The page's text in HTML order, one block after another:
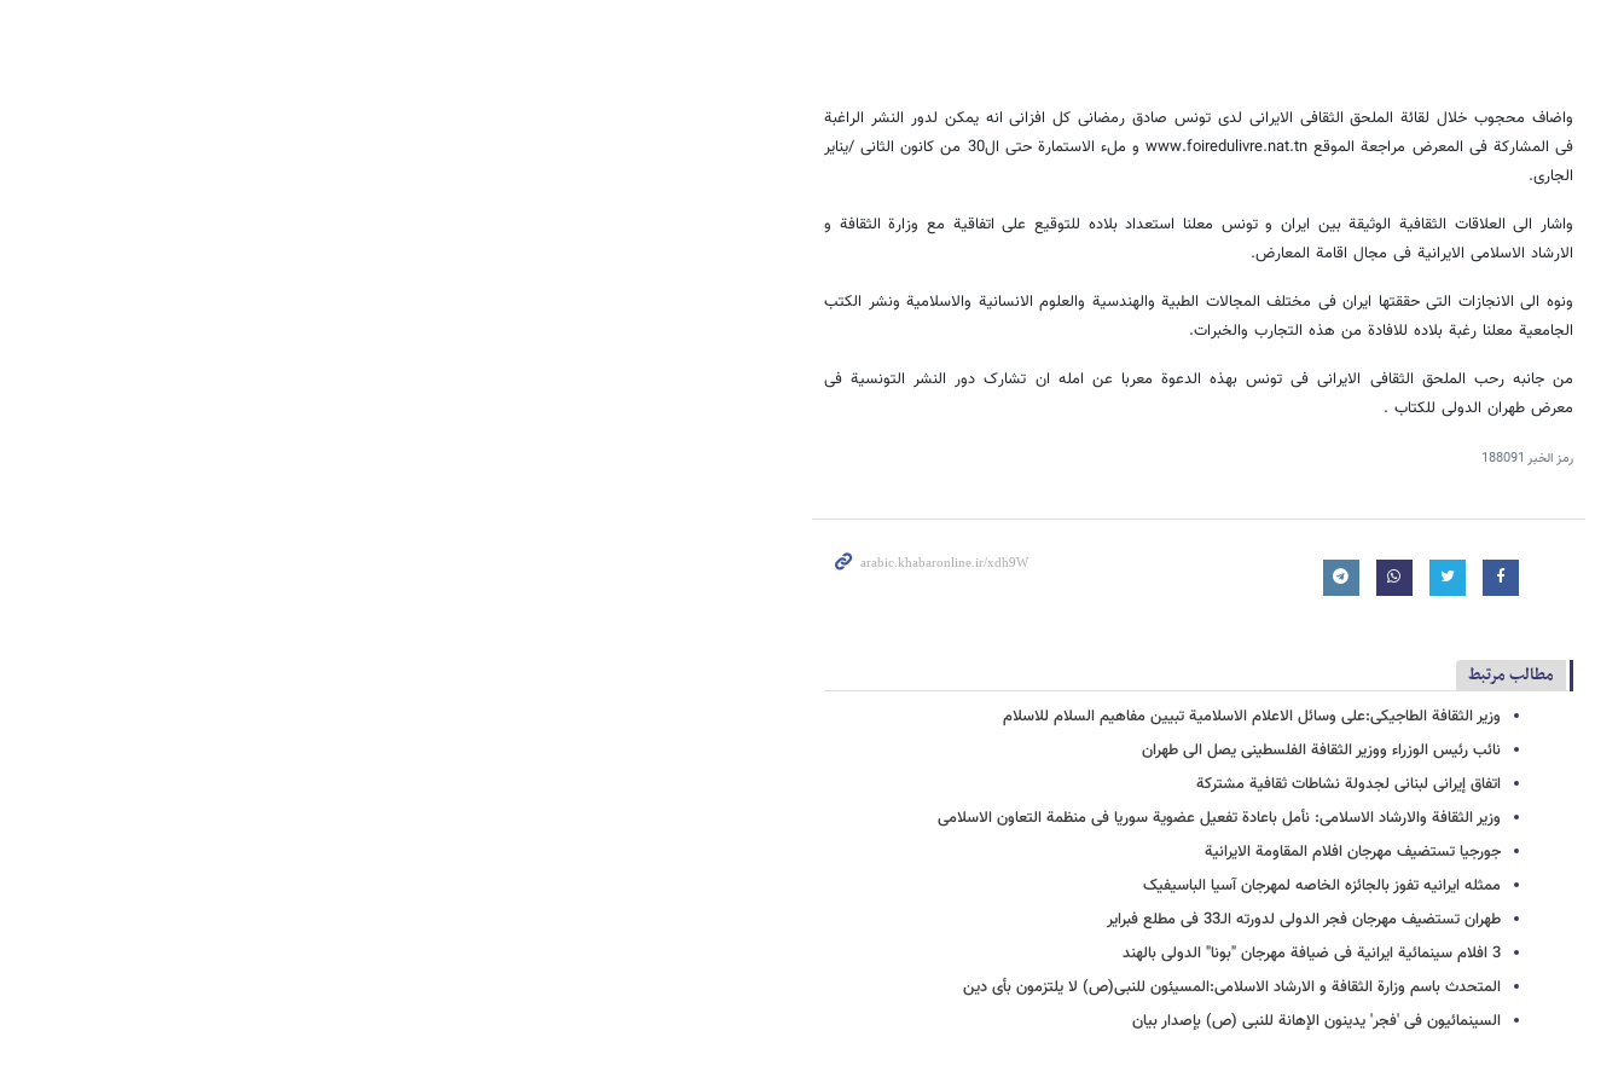
واضاف محجوب خلال لقائة الملحق الثقافی الایرانی لدی تونس صادق رمضانی کل افزانی انه یمکن لدور النشر الراغبة
فی المشارکة فی المعرض مراجعة الموقع www.foiredulivre.nat.tn و ملء الاستمارة حتی ال30 من کانون الثانی /ینایر
الجاری.
واشار الی العلاقات الثقافیة الوثیقة بین ایران و تونس معلنا استعداد بلاده للتوقیع علی اتفاقیة مع وزارة الثقافة و
الارشاد الاسلامی الایرانیة فی مجال اقامة المعارض.
ونوه الی الانجازات التی حققتها ایران فی مختلف المجالات الطبیة والهندسیة والعلوم الانسانیة والاسلامیة ونشر الکتب
الجامعیة معلنا رغبة بلاده للافادة من هذه التجارب والخبرات.
من جانبه رحب الملحق الثقافی الایرانی فی تونس بهذه الدعوة معربا عن امله ان تشارک دور النشر التونسیة فی
معرض طهران الدولی للکتاب .
رمز الخبر 188091
مطالب مرتبط
وزیر الثقافة الطاجیکی:علی وسائل الاعلام الاسلامیة تبیین مفاهیم السلام للاسلام
نائب رئیس الوزراء ووزیر الثقافة الفلسطینی یصل الی طهران
اتفاق إیرانی لبنانی لجدولة نشاطات ثقافیة مشترکة
وزیر الثقافة والارشاد الاسلامی: نأمل باعادة تفعیل عضویة سوریا فی منظمة التعاون الاسلامی
جورجیا تستضیف مهرجان افلام المقاومة الایرانیة
ممثله ایرانیه تفوز بالجائزه الخاصه لمهرجان آسیا الباسیفیک
طهران تستضیف مهرجان فجر الدولی لدورته الـ33 فی مطلع فبرایر
3 افلام سینمائیة ایرانیة فی ضیافة مهرجان "بونا" الدولی بالهند
المتحدث باسم وزارة الثقافة و الارشاد الاسلامی:المسیئون للنبی(ص) لا یلتزمون بأی دین
السینمائیون فی 'فجر' یدینون الإهانة للنبی (ص) بإصدار بیان